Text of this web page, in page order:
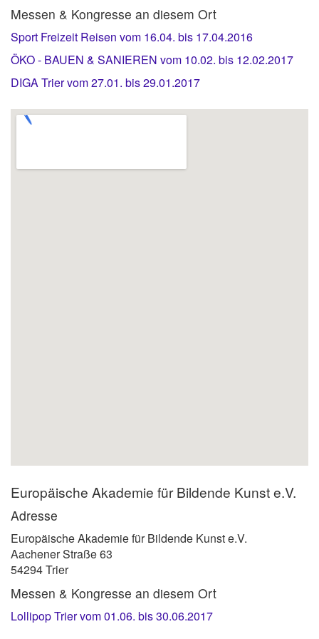
Messen & Kongresse an diesem Ort
Sport Freizeit Reisen vom 16.04. bis 17.04.2016
ÖKO - BAUEN & SANIEREN vom 10.02. bis 12.02.2017
DIGA Trier vom 27.01. bis 29.01.2017
Europäische Akademie für Bildende Kunst e.V.
Adresse
Europäische Akademie für Bildende Kunst e.V.
Aachener Straße 63
54294 Trier
Messen & Kongresse an diesem Ort
Lollipop Trier vom 01.06. bis 30.06.2017